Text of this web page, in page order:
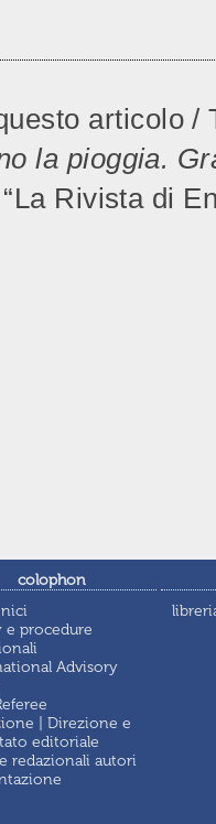
articolo
la pioggia.
Rivista di
colophon
e procedure
Advisory
| Direzione e
editoriale
redazionali autori